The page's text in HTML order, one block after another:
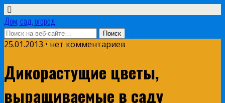
Дом, сад, огород
25.01.2013 • нет комментариев
Дикорастущие цветы,
выращиваемые в саду